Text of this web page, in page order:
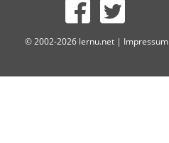
© 2002-2026 lernu.net | Impressum